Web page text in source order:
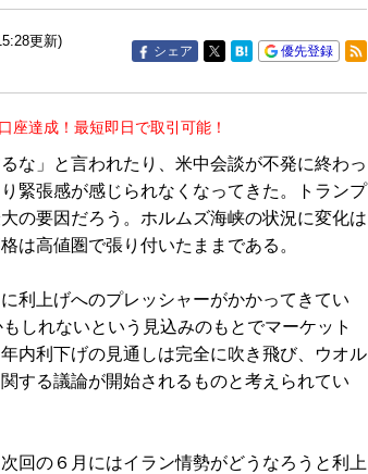
更新)
シェア 優先登録
座達成！最短即日で取引可能！
な」と言われたり、米中会談が不発に終わっ
緊張感が感じられなくなってきた。トランプ
の要因だろう。ホルムズ海峡の状況に変化は
は高値圏で張り付いたままである。
利上げへのプレッシャーがかかってきてい
しれないという見込みのもとでマーケット
内利下げの見通しは完全に吹き飛び、ウオル
する議論が開始されるものと考えられてい
回の６月にはイラン情勢がどうなろうと利上